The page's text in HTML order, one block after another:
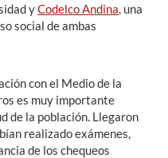
yCodelco Andina , una
social de ambas
con el Medio de la
es muy importante
de la población. Llegaron
realizado exámenes,
de los chequeos